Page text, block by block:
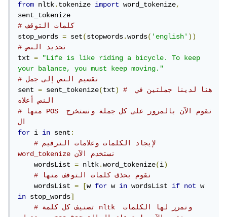
from nltk.tokenize import word_tokenize,
# كلمات التوقف
stop_words = set(stopwords.words('english'))
# تحديد النص
txt =
"Life is like riding a bicycle. To keep
your balance, you must keep moving."
sent = sent_tokenize(txt)
# هنا لدينا جملتين في
النص أعلاه
# منها POS نقوم الآن بالمرور على كل جملة ونستخرج
for i in sent:
# لإيجاد الكلمات وعلامات الترقيم
    wordsList
= nltk.word_tokenize(i)
# نقوم بحذف كلمات التوقف منها
    wordsList
= [w for w in wordsList if not
in stop_words]
# تصنيف كل كلمة nltk ونمرر لها الكلمات